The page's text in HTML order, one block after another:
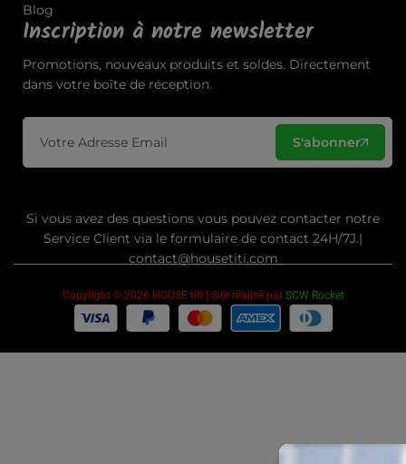
Blog
Inscription à notre newsletter
Promotions, nouveaux produits et soldes. Directement
dans votre boîte de réception.
S'abonner
Si vous avez des questions vous pouvez contacter notre
Service Client via le formulaire de contact 24H/7J.|
contact@housetiti.com
Copyright © 2026 HOUSE titi | Site réalisé par SCW Rocket